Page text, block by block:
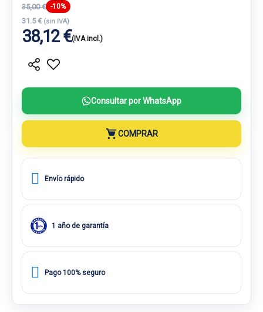
35,00 € -10%
31.5 € (sin IVA)
38,12 €(IVA incl.)
Consultar por WhatsApp
COMPRAR
Envío rápido
1 año de garantía
Pago 100% seguro